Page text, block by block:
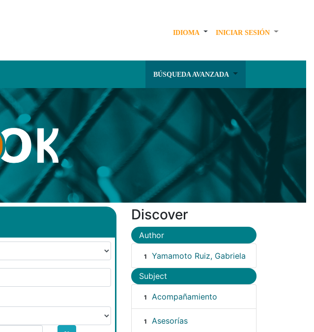
IDIOMA INICIAR SESIÓN
BÚSQUEDA AVANZADA
Discover
Author
1 Yamamoto Ruiz, Gabriela
Subject
1 Acompañamiento
1 Asesorías